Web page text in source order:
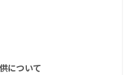
について